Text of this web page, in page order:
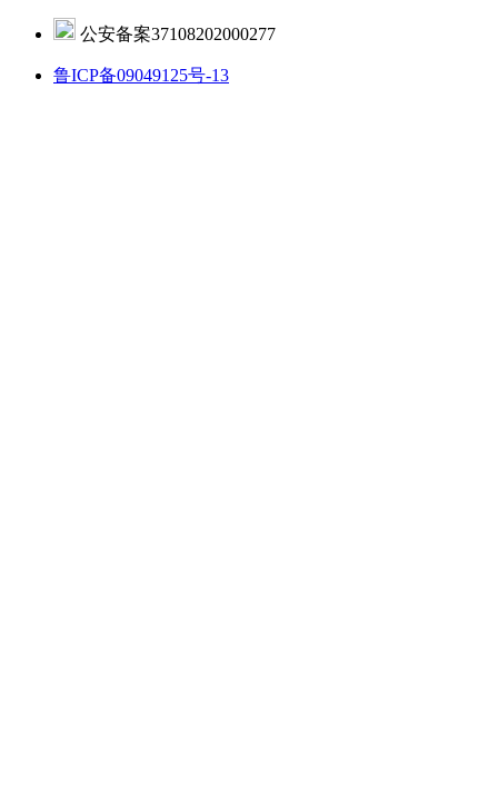
公安备案37108202000277
鲁ICP备09049125号-13